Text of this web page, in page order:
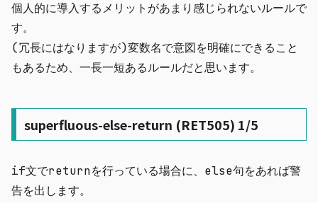
個人的に導入するメリットがあまり感じられないルールで
す。
(冗長にはなりますが)変数名で意図を明確にできること
もあるため、一長一短あるルールだと思います。
superfluous-else-return (RET505) 1/5
if文でreturnを行っている場合に、 else句をあれば警
告を出します。